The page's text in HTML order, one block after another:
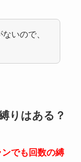
いので、
りはある？
でも回数の縛